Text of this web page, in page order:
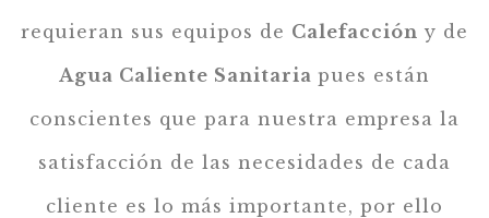
requieran sus equipos de Calefacción y de
Agua Caliente Sanitaria pues están
conscientes que para nuestra empresa la
satisfacción de las necesidades de cada
cliente es lo más importante, por ello